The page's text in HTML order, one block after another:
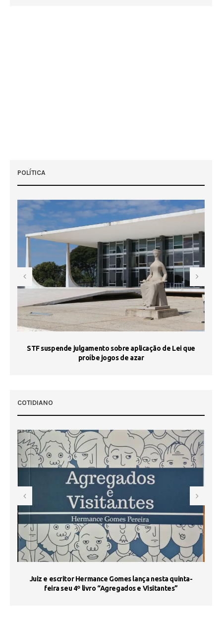
POLÍTICA
STF suspende julgamento sobre aplicação de Lei que
proíbe jogos de azar
COTIDIANO
Juiz e escritor Hermance Gomes lança nesta quinta-
feira seu 4º livro “Agregados e Visitantes”